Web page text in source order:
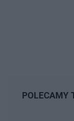
POLECAMY